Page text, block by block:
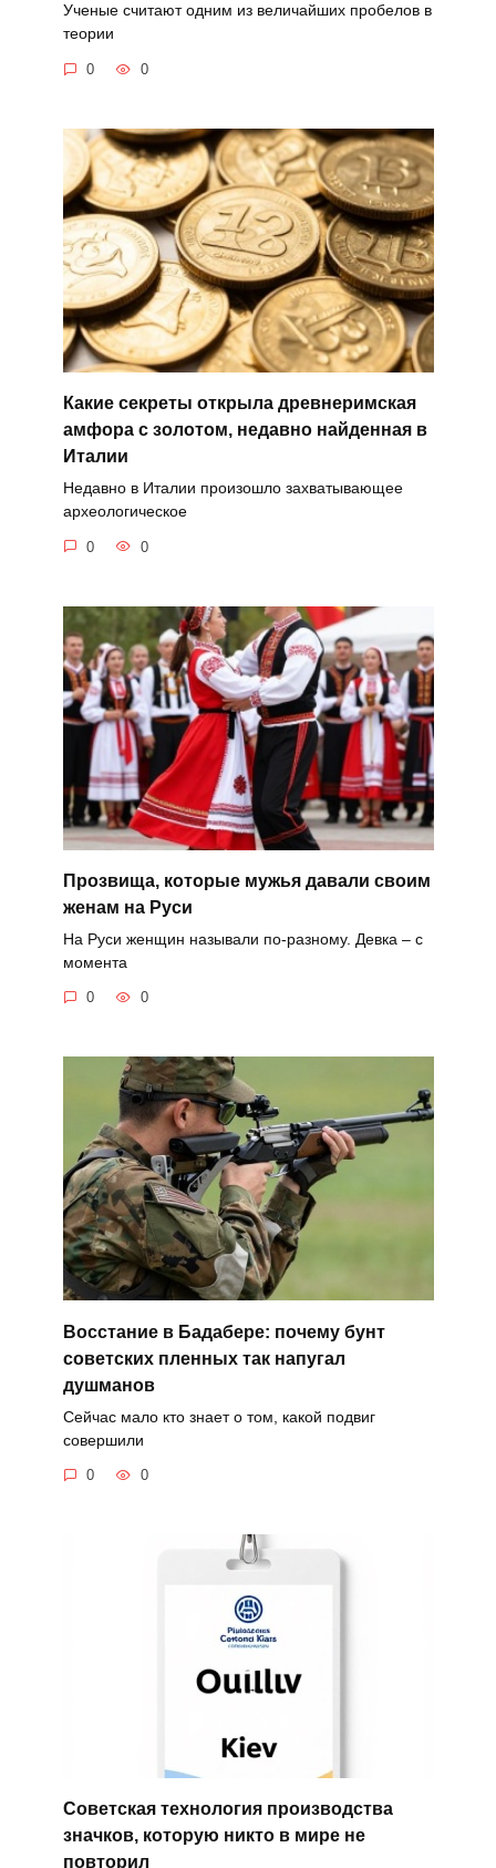
Ученые считают одним из величайших пробелов в
теории
0 0
Какие секреты открыла древнеримская
амфора с золотом, недавно найденная в
Италии
Недавно в Италии произошло захватывающее
археологическое
0 0
Прозвища, которые мужья давали своим
женам на Руси
На Руси женщин называли по-разному. Девка – с
момента
0 0
Восстание в Бадабере: почему бунт
советских пленных так напугал
душманов
Сейчас мало кто знает о том, какой подвиг
совершили
0 0
Советская технология производства
значков, которую никто в мире не
повторил